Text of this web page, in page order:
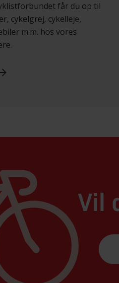
får du op til
cykelgrej, cykelleje,
m.m. hos vores
Vil